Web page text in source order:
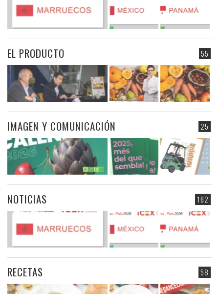
55
EL PRODUCTO
25
IMAGEN Y COMUNICACIÓN
162
NOTICIAS
58
RECETAS